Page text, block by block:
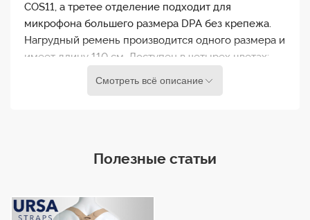
COS11, а третее отделение подходит для
микрофона большего размера DPA без крепежа.
Нагрудный ремень производится одного размера и
имеет длину 110 см. Доступен в четырех цветах:
Смотреть всё описание
Полезные статьи